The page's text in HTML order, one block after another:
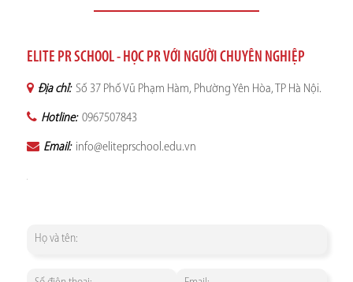
ELITE PR SCHOOL - HỌC PR VỚI NGƯỜI CHUYÊN NGHIỆP
Địa chỉ: Số 37 Phố Vũ Phạm Hàm, Phường Yên Hòa, TP Hà Nội.
Hotline: 0967507843
Email: info@eliteprschool.edu.vn